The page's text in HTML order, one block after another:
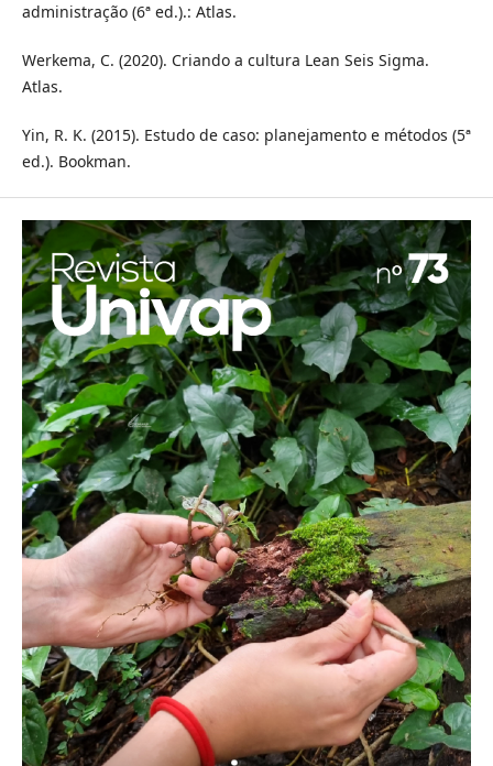
administração (6ª ed.).: Atlas.
Werkema, C. (2020). Criando a cultura Lean Seis Sigma.
Atlas.
Yin, R. K. (2015). Estudo de caso: planejamento e métodos (5ª
ed.). Bookman.